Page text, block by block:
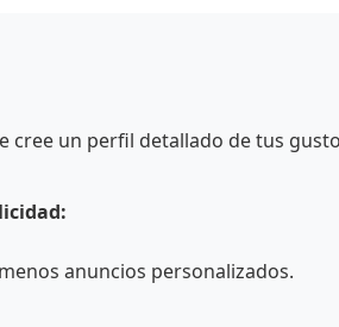
cree un perfil detallado de tus
anuncios personalizados.